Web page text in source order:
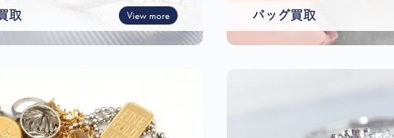
取 View more バッグ買取